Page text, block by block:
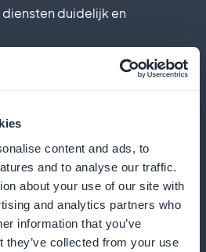
content and ads, to
and to analyse our traffic.
about your use of our site with
and analytics partners who
information that you’ve
they’ve collected from your use
duidelijk en
meldingen om het aantal no-
en regelmatige boekingen